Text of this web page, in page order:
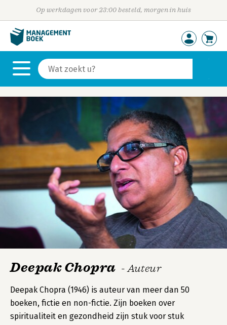
Op werkdagen voor 23:00 besteld, morgen in huis
Deepak Chopra - Auteur
Deepak Chopra (1946) is auteur van meer dan 50
boeken, fictie en non-fictie. Zijn boeken over
spiritualiteit en gezondheid zijn stuk voor stuk